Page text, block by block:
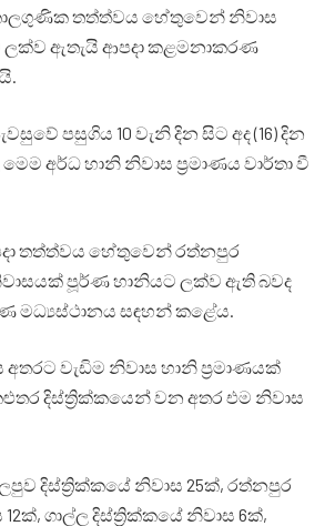
තත්ත්වය හේතුවෙන් නිවාස
ලක්ව ඇතැයි ආපදා කළමනාකරණ
පසුගිය 10 වැනි දින සිට අද (16) දින
අර්ධ හානි නිවාස ප්‍රමාණය වාර්තා වී
තත්ත්වය හේතුවෙන් රත්නපුර
පූර්ණ හානියට ලක්ව ඇති බවද
මධ්‍යස්ථානය සඳහන් කළේය.
අතරට වැඩිම නිවාස හානි ප්‍රමාණයක්
දිස්ත්‍රික්කයෙන් වන අතර එම නිවාස
දිස්ත්‍රික්කයේ නිවාස 25ක්, රත්නපුර
ගාල්ල දිස්ත්‍රික්කයේ නිවාස 6ක්,